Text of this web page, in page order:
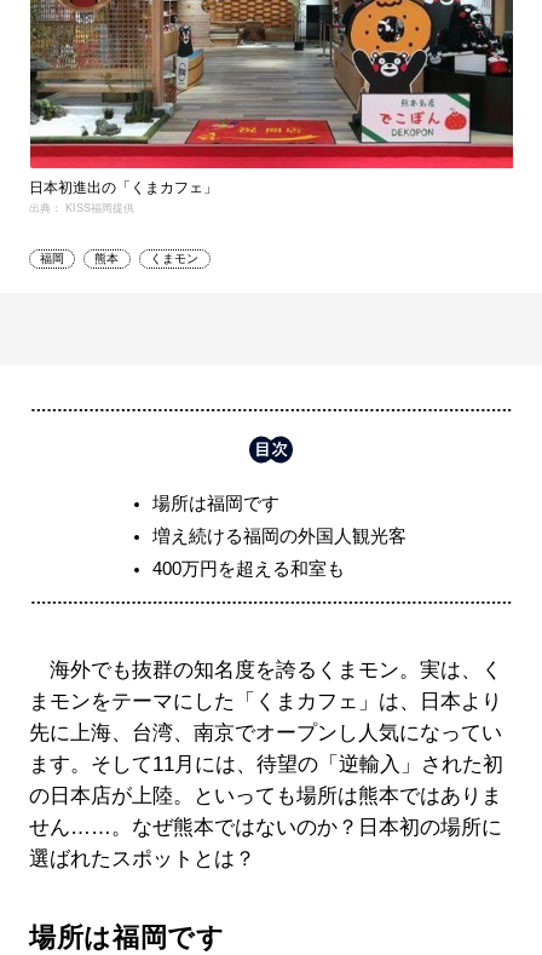
日本初進出の「くまカフェ」
出典： KISS福岡提供
福岡 熊本 くまモン
場所は福岡です
増え続ける福岡の外国人観光客
400万円を超える和室も
海外でも抜群の知名度を誇るくまモン。実は、く
まモンをテーマにした「くまカフェ」は、日本より
先に上海、台湾、南京でオープンし人気になってい
ます。そして11月には、待望の「逆輸入」された初
の日本店が上陸。といっても場所は熊本ではありま
せん……。なぜ熊本ではないのか？日本初の場所に
選ばれたスポットとは？
場所は福岡です